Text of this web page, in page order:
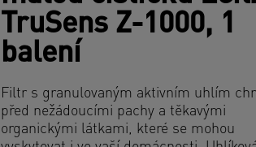
TruSens Z-1000, 1
balení
Filtr s granulovaným aktivním uhlím
před nežádoucími pachy a těkavými
organickými látkami, které se mohou